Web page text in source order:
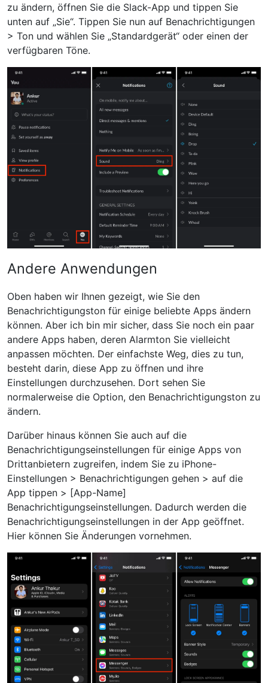
zu ändern, öffnen Sie die Slack-App und tippen Sie
unten auf „Sie“. Tippen Sie nun auf Benachrichtigungen
> Ton und wählen Sie „Standardgerät“ oder einen der
verfügbaren Töne.
Andere Anwendungen
Oben haben wir Ihnen gezeigt, wie Sie den
Benachrichtigungston für einige beliebte Apps ändern
können. Aber ich bin mir sicher, dass Sie noch ein paar
andere Apps haben, deren Alarmton Sie vielleicht
anpassen möchten. Der einfachste Weg, dies zu tun,
besteht darin, diese App zu öffnen und ihre
Einstellungen durchzusehen. Dort sehen Sie
normalerweise die Option, den Benachrichtigungston zu
ändern.
Darüber hinaus können Sie auch auf die
Benachrichtigungseinstellungen für einige Apps von
Drittanbietern zugreifen, indem Sie zu iPhone-
Einstellungen > Benachrichtigungen gehen > auf die
App tippen > [App-Name]
Benachrichtigungseinstellungen. Dadurch werden die
Benachrichtigungseinstellungen in der App geöffnet.
Hier können Sie Änderungen vornehmen.